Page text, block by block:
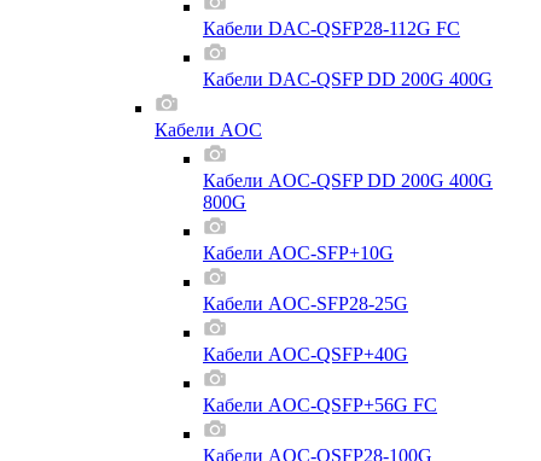
Кабели DAC-QSFP28-112G FC
Кабели DAC-QSFP DD 200G 400G
Кабели AOC
Кабели AOC-QSFP DD 200G 400G
800G
Кабели AOC-SFP+10G
Кабели AOC-SFP28-25G
Кабели AOC-QSFP+40G
Кабели AOC-QSFP+56G FC
Кабели AOC-QSFP28-100G